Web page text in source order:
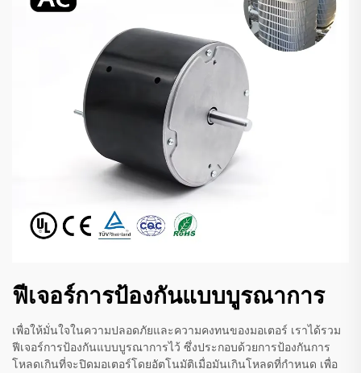
ฟีเจอร์การป้องกันแบบบูรณาการ
เพื่อให้มั่นใจในความปลอดภัยและความคงทนของมอเตอร์ เราได้รวม
ฟีเจอร์การป้องกันแบบบูรณาการไว้ ซึ่งประกอบด้วยการป้องกันการ
โหลดเกินที่จะปิดมอเตอร์โดยอัตโนมัติเมื่อมันเกินโหลดที่กำหนด เพื่อ